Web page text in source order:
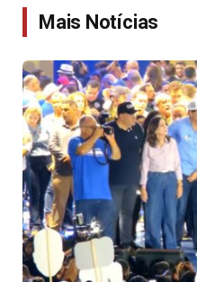
Mais Notícias